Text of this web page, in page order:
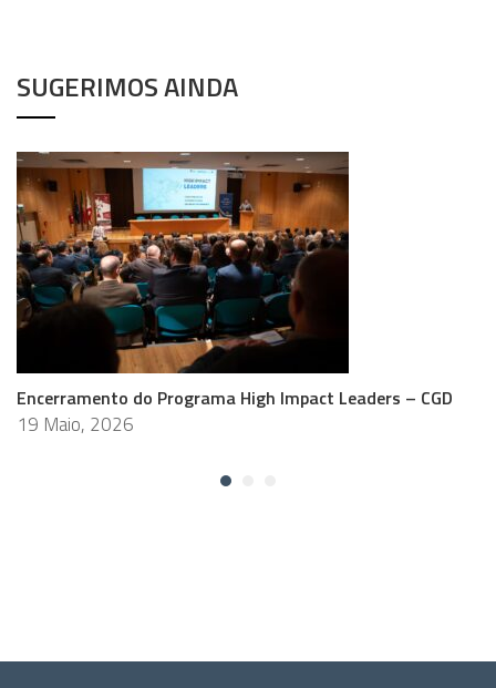
SUGERIMOS AINDA
Encerramento do Programa High Impact Leaders – CGD
19 Maio, 2026